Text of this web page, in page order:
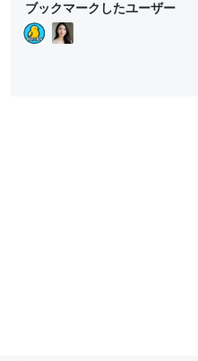
ll
o
w
ll
o
w
ブックマークしたユーザー